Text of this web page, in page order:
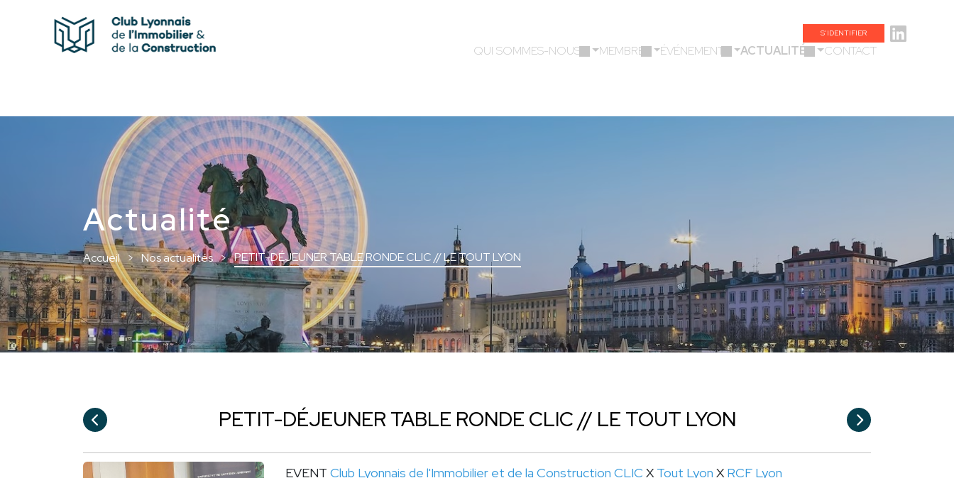
S’IDENTIFIER
QUI SOMMES-NOUS ? MEMBRES ÉVÉNEMENTS ACTUALITÉS CONTACT
Actualité
Accueil Nos actualités PETIT-DÉJEUNER TABLE RONDE CLIC // LE TOUT LYON
PETIT-DÉJEUNER TABLE RONDE CLIC // LE TOUT LYON
EVENT Club Lyonnais de l'Immobilier et de la Construction CLIC XTout Lyon XRCF Lyon